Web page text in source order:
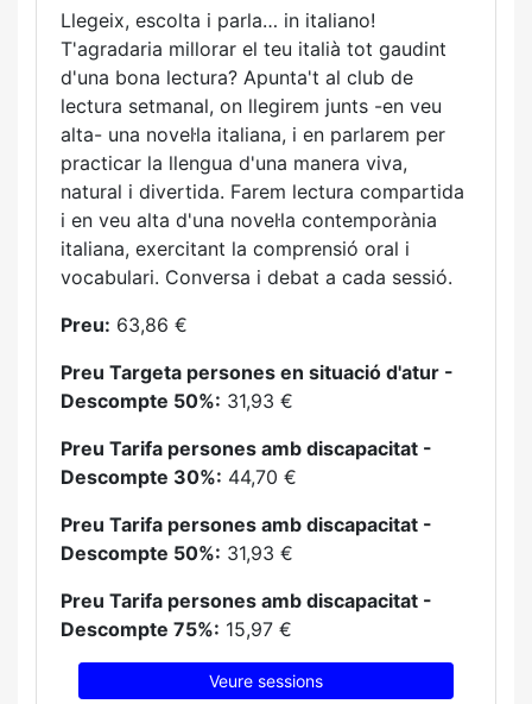
Llegeix, escolta i parla… in italiano!
T'agradaria millorar el teu italià tot gaudint
d'una bona lectura? Apunta't al club de
lectura setmanal, on llegirem junts -en veu
alta- una novel·la italiana, i en parlarem per
practicar la llengua d'una manera viva,
natural i divertida. Farem lectura compartida
i en veu alta d'una novel·la contemporània
italiana, exercitant la comprensió oral i
vocabulari. Conversa i debat a cada sessió.
Preu: 63,86 €
Preu Targeta persones en situació d'atur -
Descompte 50%: 31,93 €
Preu Tarifa persones amb discapacitat -
Descompte 30%: 44,70 €
Preu Tarifa persones amb discapacitat -
Descompte 50%: 31,93 €
Preu Tarifa persones amb discapacitat -
Descompte 75%: 15,97 €
Veure sessions